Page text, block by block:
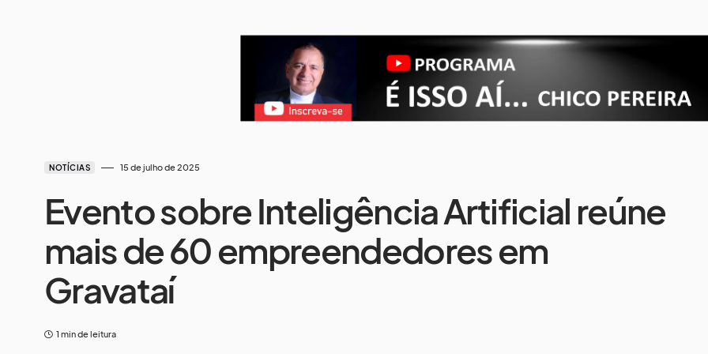
NOTÍCIAS 15 de julho de 2025
Evento sobre Inteligência Artificial reúne
mais de 60 empreendedores em
Gravataí
1 min de leitura